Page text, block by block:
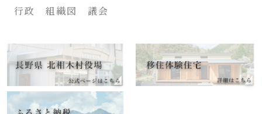
行政 組織図 議会